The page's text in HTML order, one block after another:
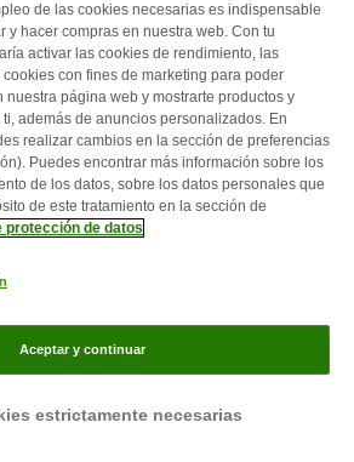
cuidar, Activo, Le gustan los niños...
Negro, Arena, Azul / gris
de las cookies necesarias es indispensable
y hacer compras en nuestra web. Con tu
activar las cookies de rendimiento, las
con fines de marketing para poder
página web y mostrarte productos y
además de anuncios personalizados. En
realizar cambios en la sección de preferencias
Puedes encontrar más información sobre los
de los datos, sobre los datos personales que
de este tratamiento en la sección de
protección de datos
estrictamente necesarias
Aceptar y continuar